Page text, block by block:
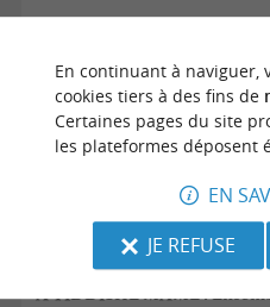
A YIDDISHE MAME !
En continuant à naviguer,
cookies tiers à des fins de
Certaines pages du site
les plateformes déposent
EN
JE REFUSE